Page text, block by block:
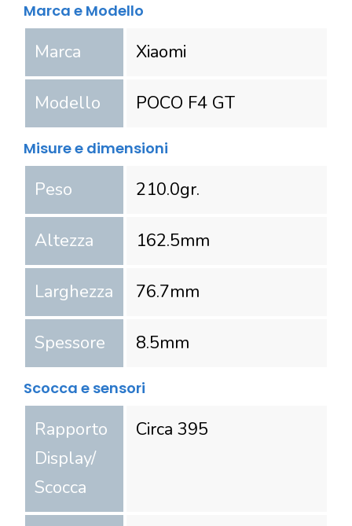
Marca e Modello
Marca Xiaomi
Modello POCO F4 GT
Misure e dimensioni
Peso 210.0gr.
Altezza 162.5mm
Larghezza 76.7mm
Spessore 8.5mm
Scocca e sensori
Rapporto
Display/
Scocca
Circa 395